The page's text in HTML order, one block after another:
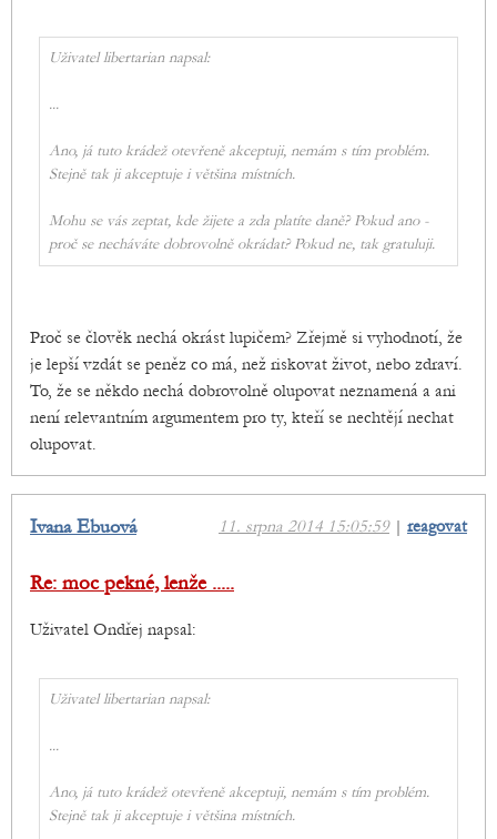
Uživatel libertarian napsal:
...
Ano, já tuto krádež otevřeně akceptuji, nemám s tím problém.
Stejně tak ji akceptuje i většina místních.
Mohu se vás zeptat, kde žijete a zda platíte daně? Pokud ano -
proč se necháváte dobrovolně okrádat? Pokud ne, tak gratuluji.
Proč se člověk nechá okrást lupičem? Zřejmě si vyhodnotí, že
je lepší vzdát se peněz co má, než riskovat život, nebo zdraví.
To, že se někdo nechá dobrovolně olupovat neznamená a ani
není relevantním argumentem pro ty, kteří se nechtějí nechat
olupovat.
11. srpna 2014 15:05:59| reagovat
Ivana Ebuová
Re: moc pekné, lenže .....
Uživatel Ondřej napsal:
Uživatel libertarian napsal:
...
Ano, já tuto krádež otevřeně akceptuji, nemám s tím problém.
Stejně tak ji akceptuje i většina místních.